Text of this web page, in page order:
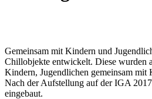
Gemeinsam mit Kindern und
Chillobjekte entwickelt. Diese wurden
Kindern, Jugendlichen gemeinsam
Nach der Aufstellung auf der IGA
eingebaut.